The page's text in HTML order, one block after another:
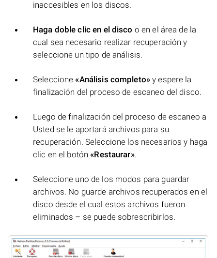
inaccesibles en los discos.
Haga doble clic en el disco o en el área de la
cual sea necesario realizar recuperación y
seleccione un tipo de análisis.
Seleccione«Análisis completo» y espere la
finalización del proceso de escaneo del disco.
Luego de finalización del proceso de escaneo a
Usted se le aportará archivos para su
recuperación. Seleccione los necesarios y haga
clic en el botón«Restaurar».
Seleccione uno de los modos para guardar
archivos. No guarde archivos recuperados en el
disco desde el cual estos archivos fueron
eliminados – se puede sobrescribirlos.